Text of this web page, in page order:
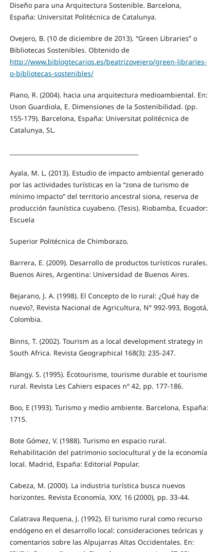
Diseño para una Arquitectura Sostenible. Barcelona,
España: Universitat Politécnica de Catalunya.
Ovejero, B. (10 de diciembre de 2013). “Green Libraries” o
Bibliotecas Sostenibles. Obtenido de
http://www.biblogtecarios.es/beatrizovejero/green-libraries-
o-bibliotecas-sostenibles/
Piano, R. (2004). hacia una arquitectura medioambiental. En:
Uson Guardiola, E. Dimensiones de la Sostenibilidad. (pp.
155-179). Barcelona, España: Universitat politécnica de
Catalunya, SL.
Ayala, M. L. (2013). Estudio de impacto ambiental generado
por las actividades turísticas en la “zona de turismo de
mínimo impacto” del territorio ancestral siona, reserva de
producción faunística cuyabeno. (Tesis). Riobamba, Ecuador:
Escuela
Superior Politécnica de Chimborazo.
Barrera, E. (2009). Desarrollo de productos turísticos rurales.
Buenos Aires, Argentina: Universidad de Buenos Aires.
Bejarano, J. A. (1998). El Concepto de lo rural: ¿Qué hay de
nuevo?, Revista Nacional de Agricultura, N° 992-993, Bogotá,
Colombia.
Binns, T. (2002). Tourism as a local development strategy in
South Africa. Revista Geographical 168(3): 235-247.
Blangy. S. (1995). Écotourisme, tourisme durable et tourisme
rural. Revista Les Cahiers espaces nº 42, pp. 177-186.
Boo, E (1993). Turismo y medio ambiente. Barcelona, España:
1715.
Bote Gómez, V. (1988). Turismo en espacio rural.
Rehabilitación del patrimonio sociocultural y de la economía
local. Madrid, España: Editorial Popular.
Cabeza, M. (2000). La industria turística busca nuevos
horizontes. Revista Economía, XXV, 16 (2000), pp. 33-44.
Calatrava Requena, J. (1992). El turismo rural como recurso
endógeno en el desarrollo local: consideraciones teóricas y
comentarios sobre las Alpujarras Altas Occidentales. En: